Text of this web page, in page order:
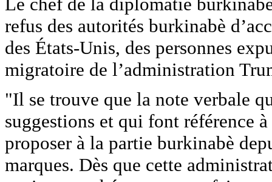
refus des autorités burkinabè
des États-Unis, des personnes
migratoire de l’administration
"Il se trouve que la note verbale
suggestions et qui font référence
proposer à la partie burkinabè
marques. Dès que cette